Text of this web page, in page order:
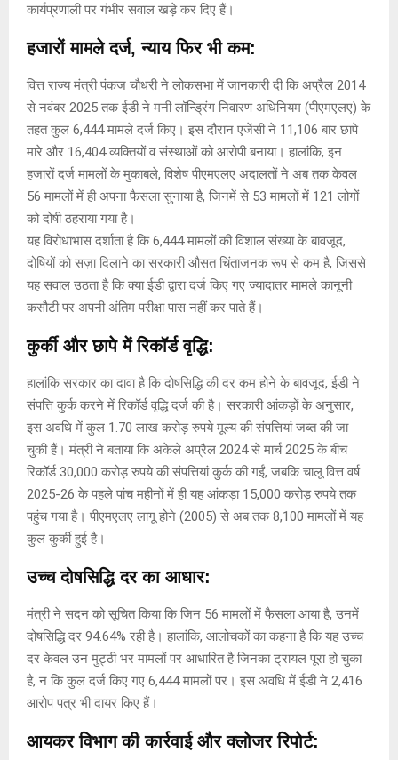
कार्यप्रणाली पर गंभीर सवाल खड़े कर दिए हैं।
हजारों मामले दर्ज, न्याय फिर भी कम:
वित्त राज्य मंत्री पंकज चौधरी ने लोकसभा में जानकारी दी कि अप्रैल 2014
से नवंबर 2025 तक ईडी ने मनी लॉन्ड्रिंग निवारण अधिनियम (पीएमएलए) के
तहत कुल 6,444 मामले दर्ज किए। इस दौरान एजेंसी ने 11,106 बार छापे
मारे और 16,404 व्यक्तियों व संस्थाओं को आरोपी बनाया। हालांकि, इन
हजारों दर्ज मामलों के मुकाबले, विशेष पीएमएलए अदालतों ने अब तक केवल
56 मामलों में ही अपना फैसला सुनाया है, जिनमें से 53 मामलों में 121 लोगों
को दोषी ठहराया गया है।
यह विरोधाभास दर्शाता है कि 6,444 मामलों की विशाल संख्या के बावजूद,
दोषियों को सज़ा दिलाने का सरकारी औसत चिंताजनक रूप से कम है, जिससे
यह सवाल उठता है कि क्या ईडी द्वारा दर्ज किए गए ज्यादातर मामले कानूनी
कसौटी पर अपनी अंतिम परीक्षा पास नहीं कर पाते हैं।
कुर्की और छापे में रिकॉर्ड वृद्धि:
हालांकि सरकार का दावा है कि दोषसिद्धि की दर कम होने के बावजूद, ईडी ने
संपत्ति कुर्क करने में रिकॉर्ड वृद्धि दर्ज की है। सरकारी आंकड़ों के अनुसार,
इस अवधि में कुल 1.70 लाख करोड़ रुपये मूल्य की संपत्तियां जब्त की जा
चुकी हैं। मंत्री ने बताया कि अकेले अप्रैल 2024 से मार्च 2025 के बीच
रिकॉर्ड 30,000 करोड़ रुपये की संपत्तियां कुर्क की गईं, जबकि चालू वित्त वर्ष
2025-26 के पहले पांच महीनों में ही यह आंकड़ा 15,000 करोड़ रुपये तक
पहुंच गया है। पीएमएलए लागू होने (2005) से अब तक 8,100 मामलों में यह
कुल कुर्की हुई है।
उच्च दोषसिद्धि दर का आधार:
मंत्री ने सदन को सूचित किया कि जिन 56 मामलों में फैसला आया है, उनमें
दोषसिद्धि दर 94.64% रही है। हालांकि, आलोचकों का कहना है कि यह उच्च
दर केवल उन मुट्ठी भर मामलों पर आधारित है जिनका ट्रायल पूरा हो चुका
है, न कि कुल दर्ज किए गए 6,444 मामलों पर। इस अवधि में ईडी ने 2,416
आरोप पत्र भी दायर किए हैं।
आयकर विभाग की कार्रवाई और क्लोजर रिपोर्ट: